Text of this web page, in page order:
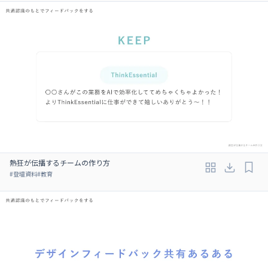
熱狂が伝播するチームの作り方
#登壇資料#教育